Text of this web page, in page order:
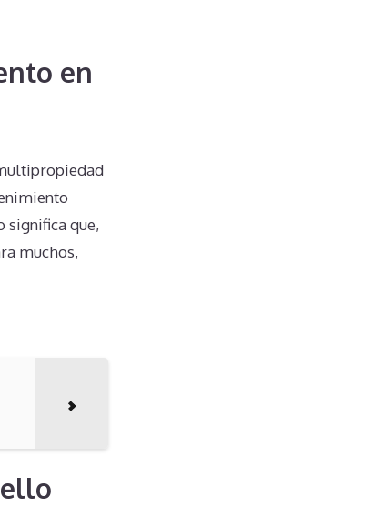
en
significa que,
muchos,